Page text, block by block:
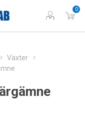
0
Växter